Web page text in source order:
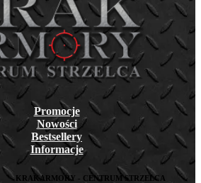
Promocje
Nowości
Bestsellery
Informacje
KRAKARMORY - CENTRUM STRZELCA